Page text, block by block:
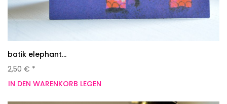
batik elephant...
2,50 € *
IN DEN WARENKORB LEGEN